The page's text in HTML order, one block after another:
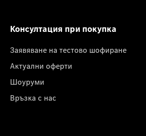
Консултация при покупка
Заявяване на тестово шофиране
Актуални оферти
Шоуруми
Връзка с нас